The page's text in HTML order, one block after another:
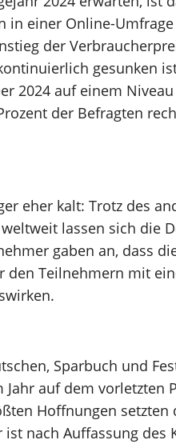
in einer Online-
der
gesunken
2024 auf einem
der Befragten
eher kalt: Trotz des
lassen sich die
gaben an, dass
den Teilnehmern mit
Sparbuch und
auf dem vorletzten
Hoffnungen setzten
nach Auffassung des